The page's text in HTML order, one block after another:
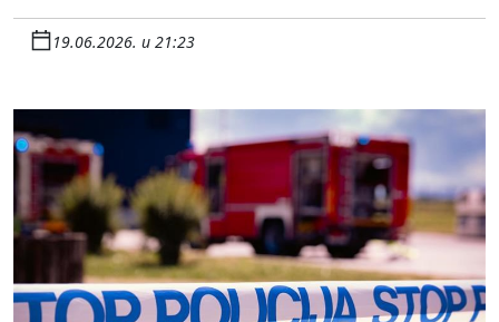
19.06.2026. u 21:23